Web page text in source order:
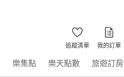
追蹤清單 我的訂單
樂集點 樂天點數 旅遊訂房